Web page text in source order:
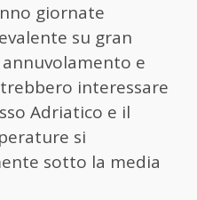
giornate
su gran
annuvolamento e
interessare
Adriatico e il
si
sotto la media